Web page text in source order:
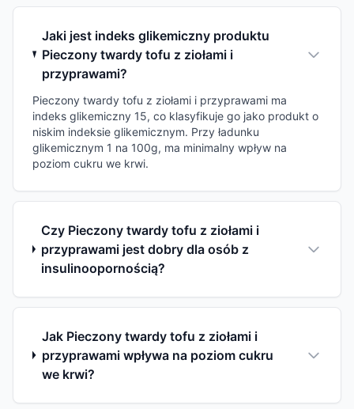
Jaki jest indeks glikemiczny produktu
Pieczony twardy tofu z ziołami i
przyprawami?
Pieczony twardy tofu z ziołami i przyprawami ma
indeks glikemiczny 15, co klasyfikuje go jako produkt o
niskim indeksie glikemicznym. Przy ładunku
glikemicznym 1 na 100g, ma minimalny wpływ na
poziom cukru we krwi.
Czy Pieczony twardy tofu z ziołami i
przyprawami jest dobry dla osób z
insulinoopornością?
Jak Pieczony twardy tofu z ziołami i
przyprawami wpływa na poziom cukru
we krwi?